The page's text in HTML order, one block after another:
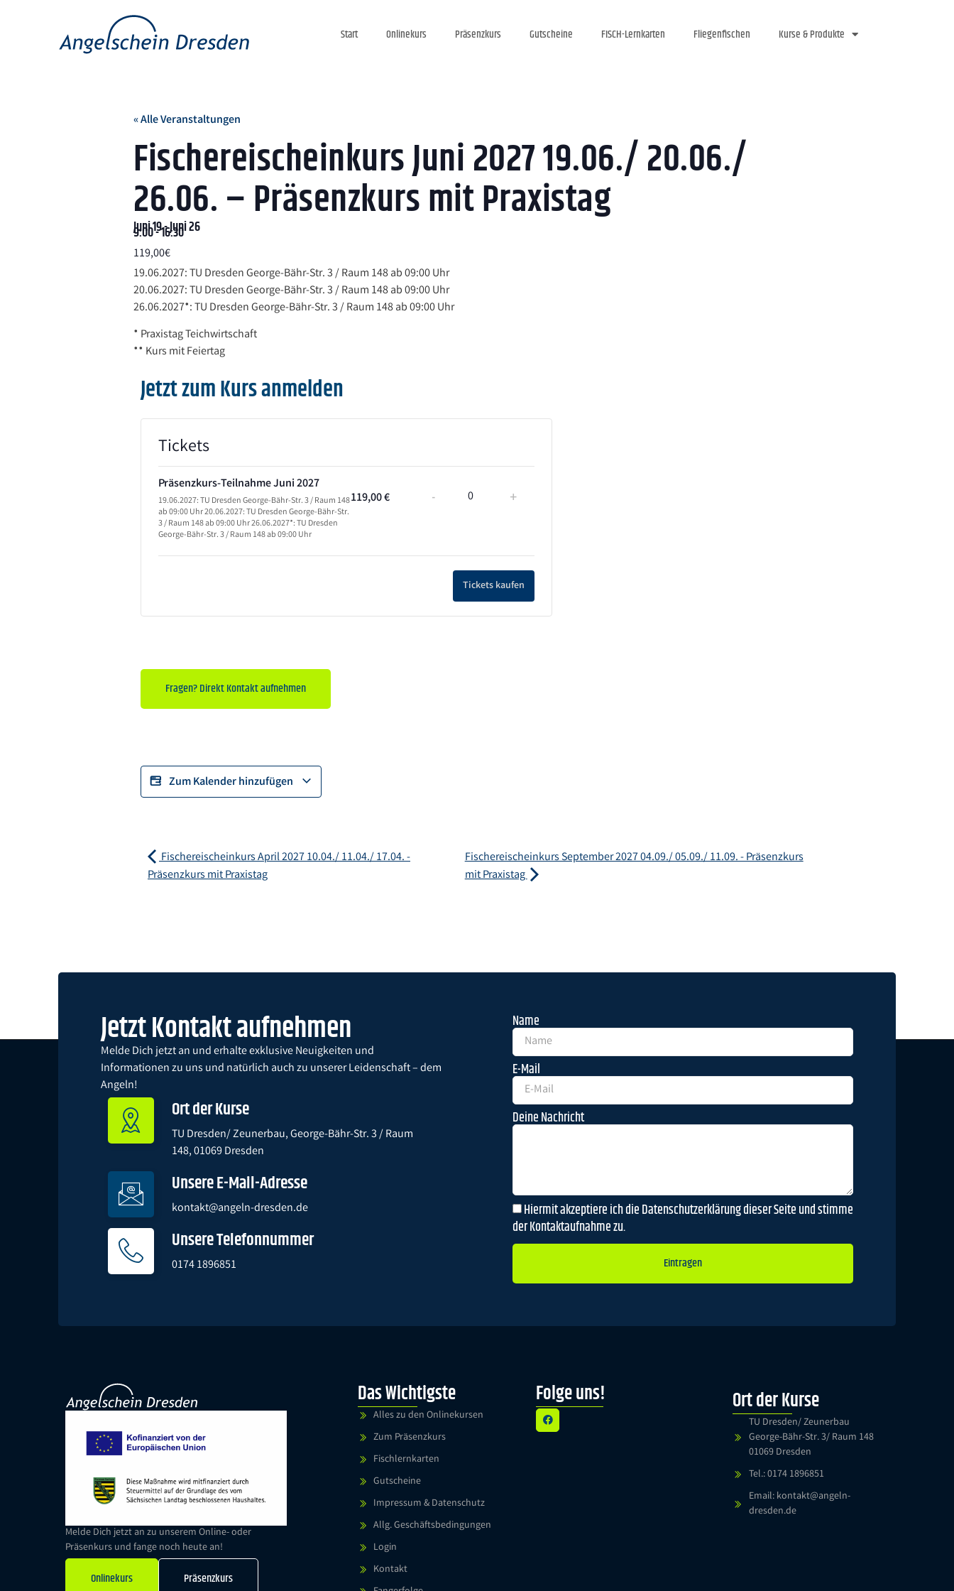
Start Onlinekurs Präsenzkurs Gutscheine FISCH-Lernkarten Fliegenfischen Kurse & Produkte
« Alle Veranstaltungen
Fischereischeinkurs Juni 2027 19.06./ 20.06./
26.06. – Präsenzkurs mit Praxistag
Juni 19-Juni 26
9:00-16:30
119,00€
19.06.2027: TU Dresden George-Bähr-Str. 3 / Raum 148 ab 09:00 Uhr
20.06.2027: TU Dresden George-Bähr-Str. 3 / Raum 148 ab 09:00 Uhr
26.06.2027*: TU Dresden George-Bähr-Str. 3 / Raum 148 ab 09:00 Uhr
* Praxistag Teichwirtschaft
** Kurs mit Feiertag
Jetzt zum Kurs anmelden
Tickets
Präsenzkurs-Teilnahme Juni 2027
19.06.2027: TU Dresden George-Bähr-Str. 3 / Raum 148
ab 09:00 Uhr 20.06.2027: TU Dresden George-Bähr-Str.
3 / Raum 148 ab 09:00 Uhr 26.06.2027*: TU Dresden
George-Bähr-Str. 3 / Raum 148 ab 09:00 Uhr
119,00€ - Anzahl +
Tickets kaufen
Fragen? Direkt Kontakt aufnehmen
Zum Kalender hinzufügen
Fischereischeinkurs April 2027 10.04./ 11.04./ 17.04. -
Präsenzkurs mit Praxistag
Fischereischeinkurs September 2027 04.09./ 05.09./ 11.09. - Präsenzkurs
mit Praxistag
Jetzt Kontakt aufnehmen
Melde Dich jetzt an und erhalte exklusive Neuigkeiten und
Informationen zu uns und natürlich auch zu unserer Leidenschaft – dem
Angeln!
Ort der Kurse
TU Dresden/ Zeunerbau, George-Bähr-Str. 3 / Raum
148, 01069 Dresden
Unsere E-Mail-Adresse
kontakt@angeln-dresden.de
Unsere Telefonnummer
0174 1896851
Name
E-Mail
Deine Nachricht
Hiermit akzeptiere ich die Datenschutzerklärung dieser Seite und stimme
der Kontaktaufnahme zu.
Eintragen
Melde Dich jetzt an zu unserem Online- oder
Präsenkurs und fange noch heute an!
Onlinekurs Präsenzkurs
Das Wichtigste
Alles zu den Onlinekursen
Zum Präsenzkurs
Fischlernkarten
Gutscheine
Impressum & Datenschutz
Allg. Geschäftsbedingungen
Login
Kontakt
Folge uns! Ort der Kurse
TU Dresden/ Zeunerbau
George-Bähr-Str. 3/ Raum 148
01069 Dresden
Tel.: 0174 1896851
Email: kontakt@angeln-
dresden.de